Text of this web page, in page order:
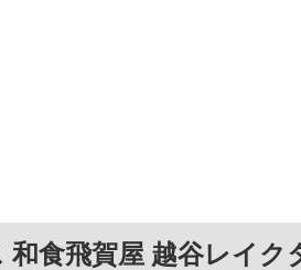
和食飛賀屋 越谷レイク